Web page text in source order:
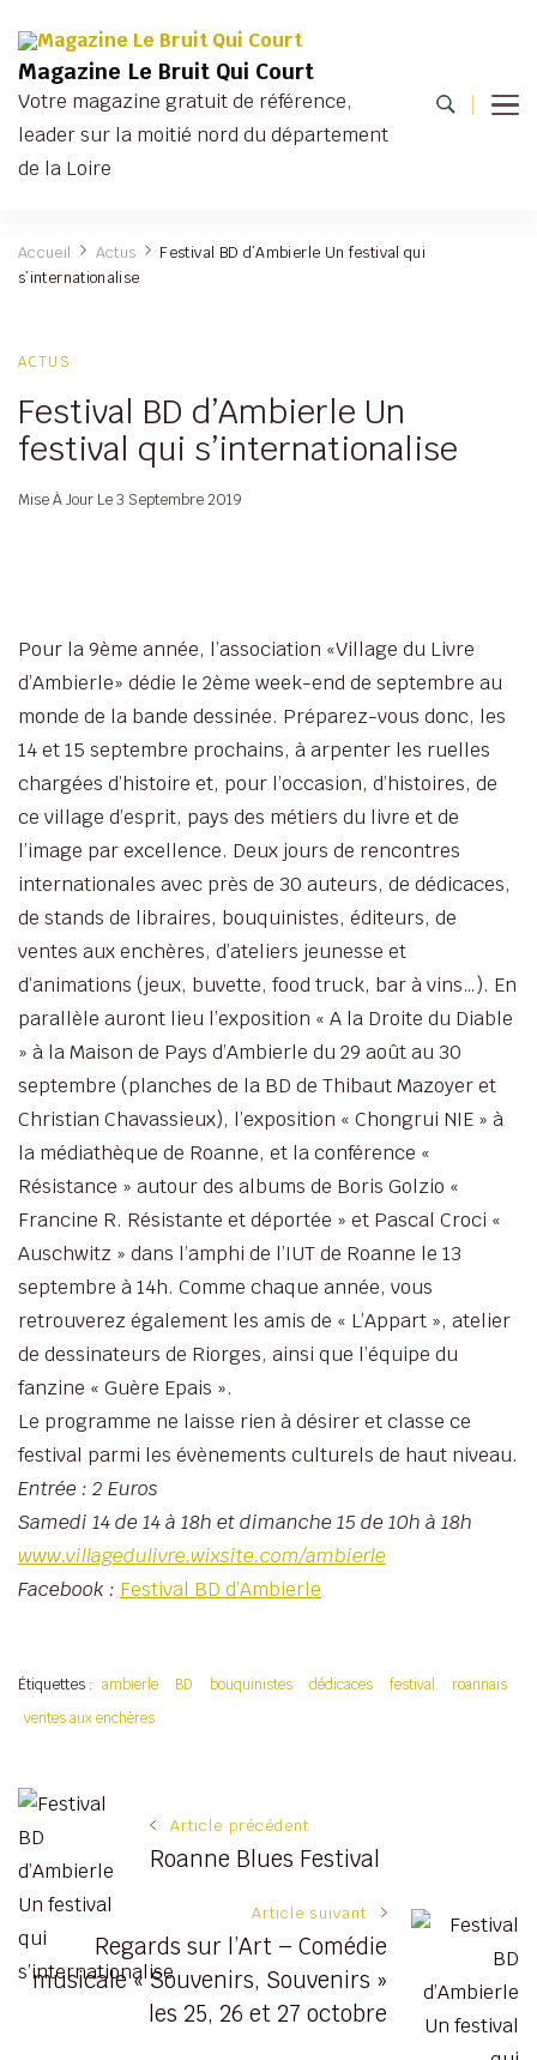
Magazine Le Bruit Qui Court
Votre magazine gratuit de référence,
leader sur la moitié nord du département
de la Loire
Accueil Actus
Festival BD d’Ambierle Un festival qui
s’internationalise
ACTUS
Festival BD d’Ambierle Un
festival qui s’internationalise
Mise À Jour Le3 Septembre 2019
Pour la 9ème année, l’association «Village du Livre
d’Ambierle» dédie le 2ème week-end de septembre au
monde de la bande dessinée. Préparez-vous donc, les
14 et 15 septembre prochains, à arpenter les ruelles
chargées d’histoire et, pour l’occasion, d’histoires, de
ce village d’esprit, pays des métiers du livre et de
l’image par excellence. Deux jours de rencontres
internationales avec près de 30 auteurs, de dédicaces,
de stands de libraires, bouquinistes, éditeurs, de
ventes aux enchères, d’ateliers jeunesse et
d’animations (jeux, buvette, food truck, bar à vins…). En
parallèle auront lieu l’exposition « A la Droite du Diable
» à la Maison de Pays d’Ambierle du 29 août au 30
septembre (planches de la BD de Thibaut Mazoyer et
Christian Chavassieux), l’exposition « Chongrui NIE » à
la médiathèque de Roanne, et la conférence «
Résistance » autour des albums de Boris Golzio «
Francine R. Résistante et déportée » et Pascal Croci «
Auschwitz » dans l’amphi de l’IUT de Roanne le 13
septembre à 14h. Comme chaque année, vous
retrouverez également les amis de « L’Appart », atelier
de dessinateurs de Riorges, ainsi que l’équipe du
fanzine « Guère Epais ».
Le programme ne laisse rien à désirer et classe ce
festival parmi les évènements culturels de haut niveau.
Entrée : 2 Euros
Samedi 14 de 14 à 18h et dimanche 15 de 10h à 18h
www.villagedulivre.wixsite.com/ambierle
Facebook : Festival BD d’Ambierle
Étiquettes : ambierle BD bouquinistes dédicaces festival
roannais
ventes aux enchères
Navigation
des
articles
Article précédent
Roanne Blues Festival
Article suivant
Regards sur l’Art – Comédie
musicale « Souvenirs, Souvenirs »
les 25, 26 et 27 octobre